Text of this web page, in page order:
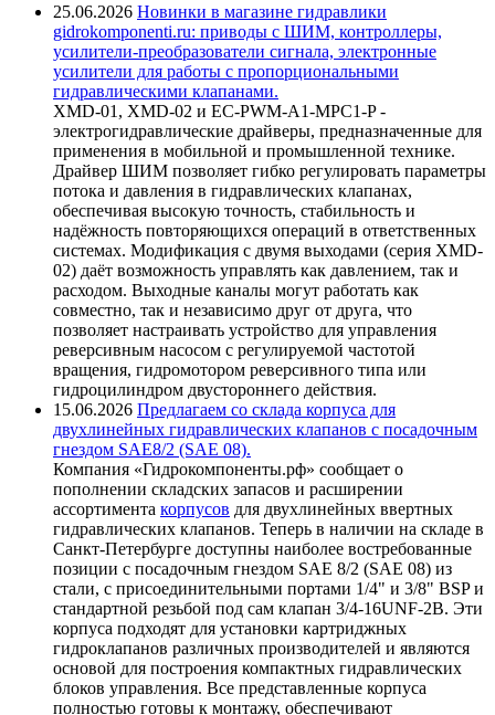
25.06.2026 Новинки в магазине гидравлики
gidrokomponenti.ru: приводы с ШИМ, контроллеры,
усилители-преобразователи сигнала, электронные
усилители для работы с пропорциональными
гидравлическими клапанами.
XMD-01, XMD-02 и EC-PWM-A1-MPC1-P -
электрогидравлические драйверы, предназначенные для
применения в мобильной и промышленной технике.
Драйвер ШИМ позволяет гибко регулировать параметры
потока и давления в гидравлических клапанах,
обеспечивая высокую точность, стабильность и
надёжность повторяющихся операций в ответственных
системах. Модификация с двумя выходами (серия XMD-
02) даёт возможность управлять как давлением, так и
расходом. Выходные каналы могут работать как
совместно, так и независимо друг от друга, что
позволяет настраивать устройство для управления
реверсивным насосом с регулируемой частотой
вращения, гидромотором реверсивного типа или
гидроцилиндром двустороннего действия.
15.06.2026 Предлагаем со склада корпуса для
двухлинейных гидравлических клапанов с посадочным
гнездом SAE8/2 (SAE 08).
Компания «Гидрокомпоненты.рф» сообщает о
пополнении складских запасов и расширении
ассортимента корпусов для двухлинейных ввертных
гидравлических клапанов. Теперь в наличии на складе в
Санкт-Петербурге доступны наиболее востребованные
позиции с посадочным гнездом SAE 8/2 (SAE 08) из
стали, с присоединительными портами 1/4" и 3/8" BSP и
стандартной резьбой под сам клапан 3/4-16UNF-2B. Эти
корпуса подходят для установки картриджных
гидроклапанов различных производителей и являются
основой для построения компактных гидравлических
блоков управления. Все представленные корпуса
полностью готовы к монтажу, обеспечивают